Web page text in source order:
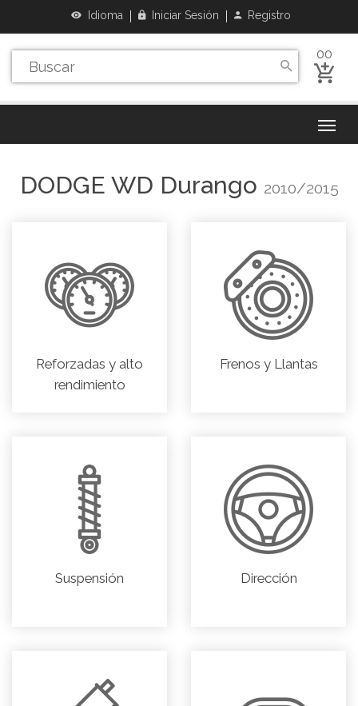
Idioma Iniciar Sesión Registro
00
DODGE WD Durango 2010/2015
Reforzadas y alto
rendimiento
Frenos y Llantas
Suspensión Dirección